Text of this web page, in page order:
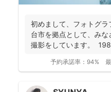
初めまして、フォトグ
台市を拠点として、み
撮影をしています。
予約承諾率： 94%